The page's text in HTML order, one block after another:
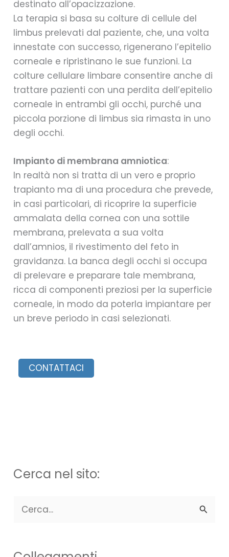
destinato all’opacizzazione.
La terapia si basa su colture di cellule del
limbus prelevati dal paziente, che, una volta
innestate con successo, rigenerano l’epitelio
corneale e ripristinano le sue funzioni. La
colture cellulare limbare consentire anche di
trattare pazienti con una perdita dell’epitelio
corneale in entrambi gli occhi, purché una
piccola porzione di limbus sia rimasta in uno
degli occhi.
Impianto di membrana amniotica:
In realtà non si tratta di un vero e proprio
trapianto ma di una procedura che prevede,
in casi particolari, di ricoprire la superficie
ammalata della cornea con una sottile
membrana, prelevata a sua volta
dall’amnios, il rivestimento del feto in
gravidanza. La banca degli occhi si occupa
di prelevare e preparare tale membrana,
ricca di componenti preziosi per la superficie
corneale, in modo da poterla impiantare per
un breve periodo in casi selezionati.
Cerca nel sito: